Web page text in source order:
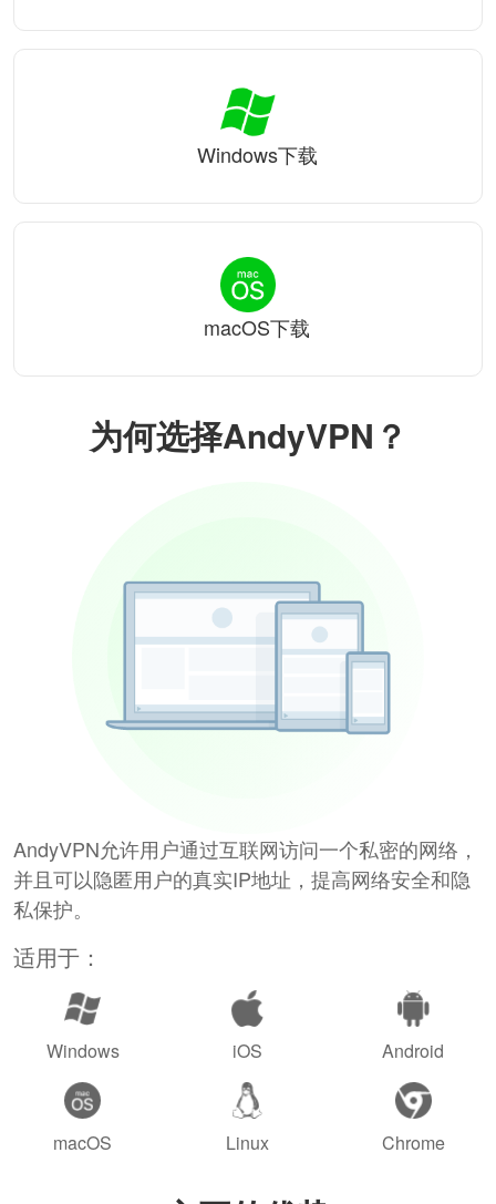
为何选择AndyVPN？
AndyVPN允许用户通过互联网访问一个私密的网络，
并且可以隐匿用户的真实IP地址，提高网络安全和隐
私保护。
适用于：
Windows iOS Android
macOS Linux Chrome
Windows下载
macOS下载